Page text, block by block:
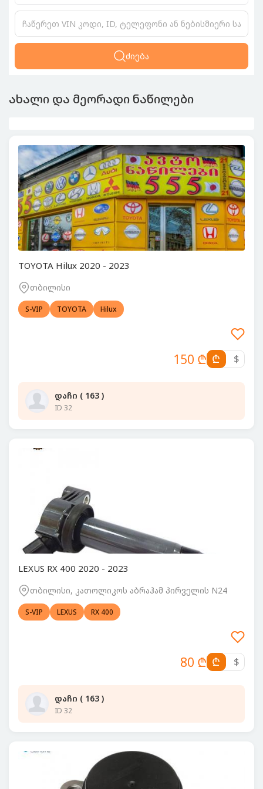
ძიება
ახალი და მეორადი ნაწილები
TOYOTA Hilux 2020 - 2023
თბილისი
S-VIP TOYOTA Hilux
150 ₾ ₾ $
დაჩი ( 163 )
ID 32
LEXUS RX 400 2020 - 2023
თბილისი, კათოლიკოს აბრაჰამ პირველის N24
S-VIP LEXUS RX 400
80 ₾ ₾ $
დაჩი ( 163 )
ID 32